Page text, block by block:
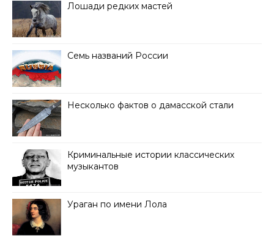
Лошади редких мастей
Семь названий России
Несколько фактов о дамасской стали
Криминальные истории классических
музыкантов
Ураган по имени Лола